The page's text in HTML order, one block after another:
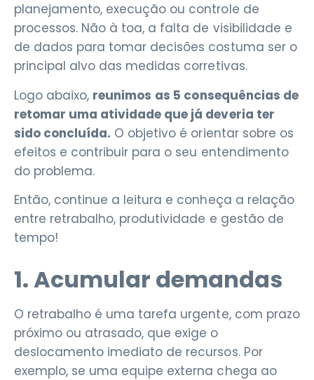
planejamento, execução ou controle de
processos. Não à toa, a falta de visibilidade e
de dados para tomar decisões costuma ser o
principal alvo das medidas corretivas.
Logo abaixo, reunimos as 5 consequências de
retomar uma atividade que já deveria ter
sido concluída. O objetivo é orientar sobre os
efeitos e contribuir para o seu entendimento
do problema.
Então, continue a leitura e conheça a relação
entre retrabalho, produtividade e gestão de
tempo!
1. Acumular demandas
O retrabalho é uma tarefa urgente, com prazo
próximo ou atrasado, que exige o
deslocamento imediato de recursos. Por
exemplo, se uma equipe externa chega ao